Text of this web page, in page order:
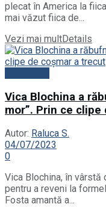
plecat în America la
mai văzut fiica de...
Vezi mai multDetails
Vica Blochina a
mor”. Prin ce
Autor: Raluca S.
04/07/2023
0
Vica Blochina, în
pentru a reveni la
Fosta amantă a...